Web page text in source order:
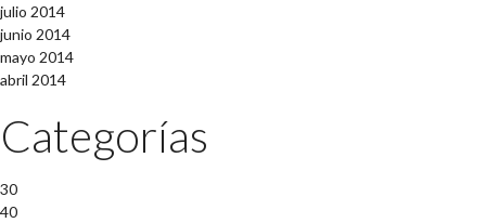
julio 2014
junio 2014
mayo 2014
abril 2014
Categorías
30
40